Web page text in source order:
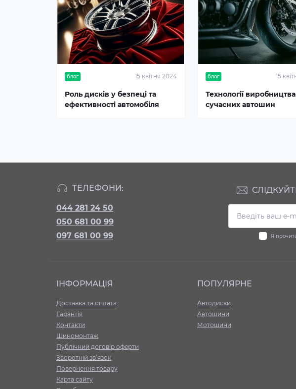
блог 15 квітня 2024
Роль дисків у безпеці та
ефективності автомобіля
блог 15
Технології виробництва
сучасних автошин
ТЕЛЕФОНИ:
044 281 24 50
050 681 00 99
097 681 00 99
Я
ІНФОРМАЦІЯ
Доставка та оплата
Гарантія
Контакти
Шиномонтаж
Публічний договір оферти
Зворотній зв’язок
Повернення товару
Карта сайту
ПОПУЛЯРНЕ
Автодиски
Автошини
Мотошини